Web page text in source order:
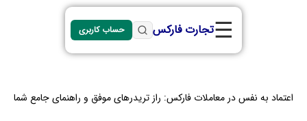
☰تجارت فارکس حساب کاربری
اعتماد به نفس در معاملات فارکس: راز تریدرهای موفق و راهنمای جامع شما